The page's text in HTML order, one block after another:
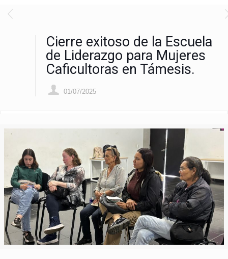
Cierre exitoso de la Escuela
de Liderazgo para Mujeres
Caficultoras en Támesis.
01/07/2025